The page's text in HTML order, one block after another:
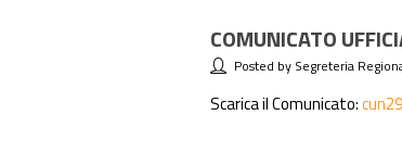
COMUNICATO
Posted by Segreteria
Scarica il Comunicato: